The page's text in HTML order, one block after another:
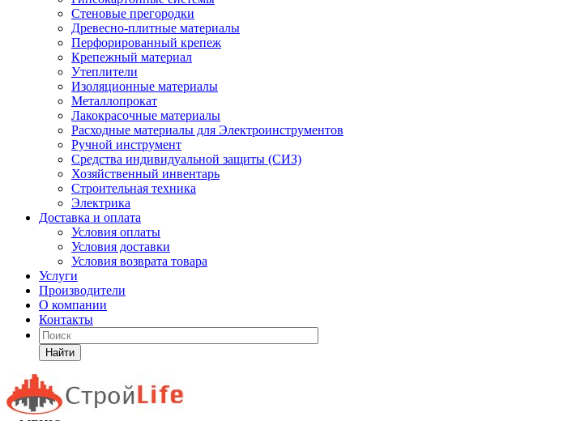
Стеновые прегородки
Древесно-плитные материалы
Перфорированный крепеж
Крепежный материал
Утеплители
Изоляционные материалы
Металлопрокат
Лакокрасочные материалы
Расходные материалы для Электроинструментов
Ручной инструмент
Средства индивидуальной защиты (СИЗ)
Хозяйственный инвентарь
Строительная техника
Электрика
Доставка и оплата
Условия оплаты
Условия доставки
Условия возврата товара
Услуги
Производители
О компании
Контакты
Найти